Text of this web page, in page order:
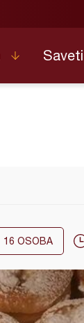
Saveti
16 OSOBA